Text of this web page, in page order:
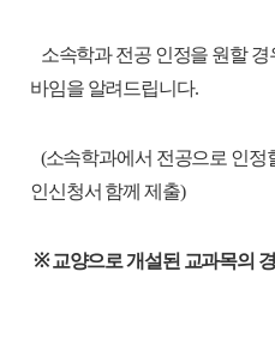
소속학과 전공 인정을 원할
바임을 알려드립니다.
(소속학과에서 전공으로 인정
인신청서 함께 제출)
※ 교양으로 개설된 교과목의